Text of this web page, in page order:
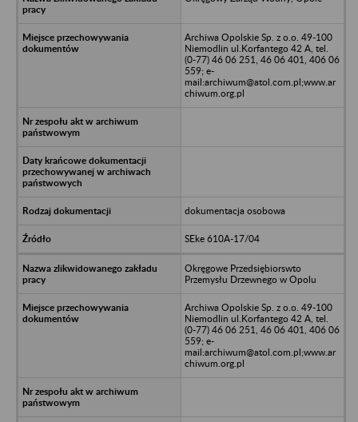
Archiwa Opolskie Sp. z o.o. 49-100
Niemodlin ul.Korfantego 42 A, tel.
(0-77) 46 06 251, 46 06 401, 406 06
559; e-
mail:archiwum@atol.com.pl;www.ar
chiwum.org.pl
dokumentacja osobowa
SEke 610A-17/04
Okręgowe Przedsiębiorswto
Przemysłu Drzewnego w Opolu
Archiwa Opolskie Sp. z o.o. 49-100
Niemodlin ul.Korfantego 42 A, tel.
(0-77) 46 06 251, 46 06 401, 406 06
559; e-
mail:archiwum@atol.com.pl;www.ar
chiwum.org.pl